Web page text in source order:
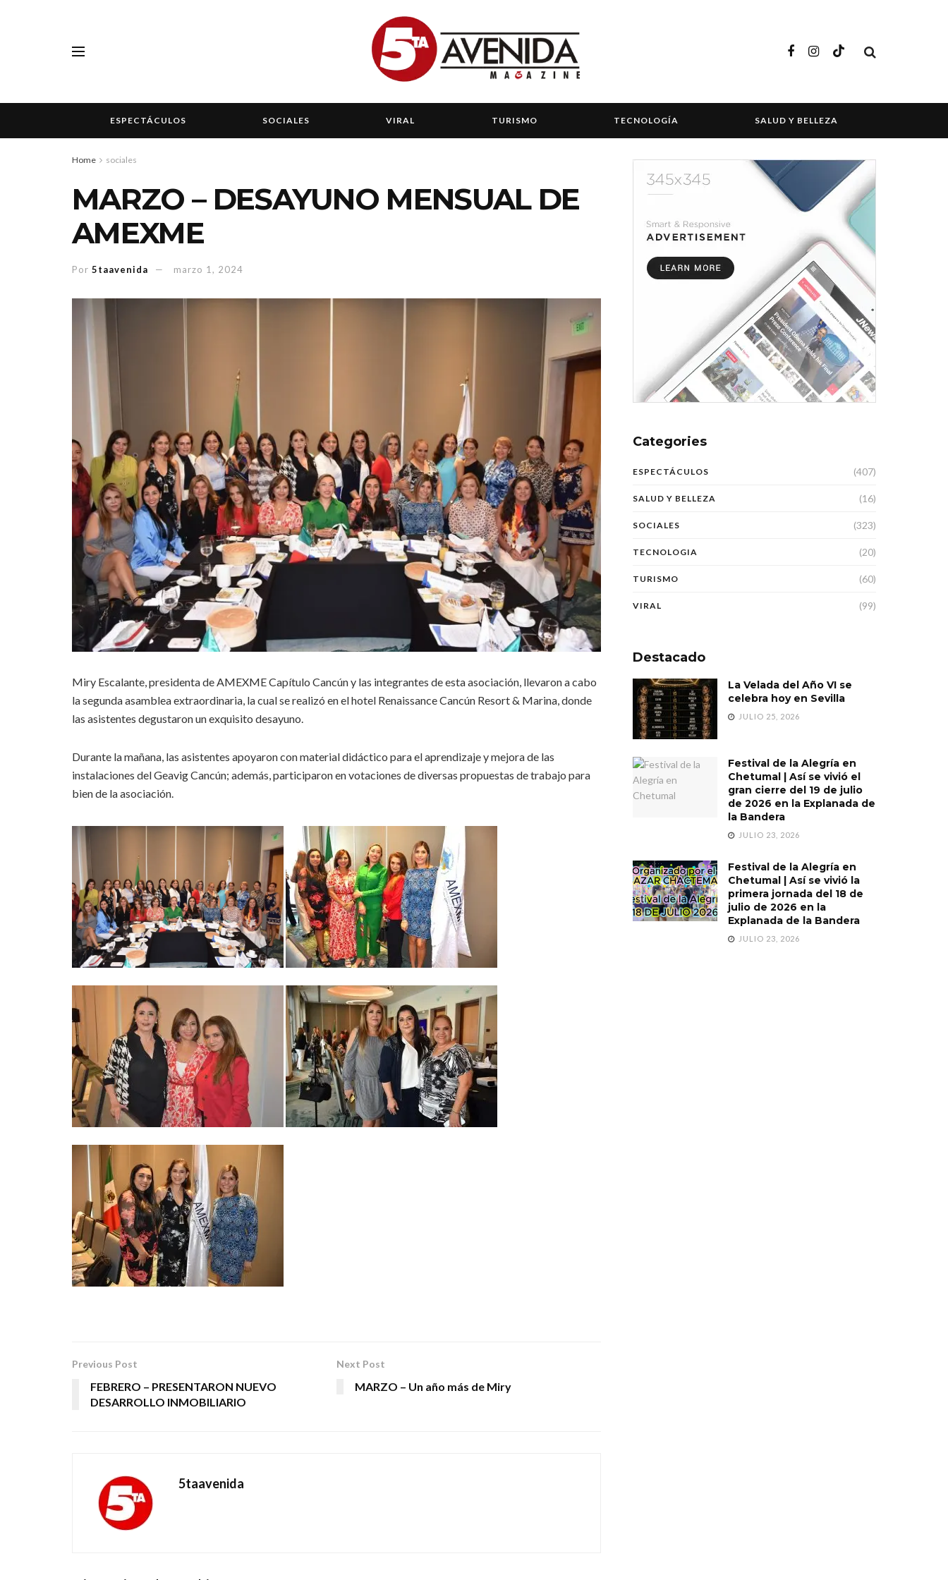
ESPECTÁCULOS SOCIALES VIRAL TURISMO TECNOLOGÍA SALUD Y BELLEZA
Home sociales
MARZO – DESAYUNO MENSUAL DE
AMEXME
Por 5taavenida marzo 1, 2024
Miry Escalante, presidenta de AMEXME Capítulo Cancún y las integrantes de esta asociación, llevaron a cabo
la segunda asamblea extraordinaria, la cual se realizó en el hotel Renaissance Cancún Resort & Marina, donde
las asistentes degustaron un exquisito desayuno.
Durante la mañana, las asistentes apoyaron con material didáctico para el aprendizaje y mejora de las
instalaciones del Geavig Cancún; además, participaron en votaciones de diversas propuestas de trabajo para
bien de la asociación.
Previous Post
FEBRERO – PRESENTARON NUEVO
DESARROLLO INMOBILIARIO
Next Post
MARZO – Un año más de Miry
5taavenida
Categories
ESPECTÁCULOS (407)
SALUD Y BELLEZA (16)
SOCIALES (323)
TECNOLOGIA (20)
TURISMO (60)
VIRAL (99)
Destacado
La Velada del Año VI se
celebra hoy en Sevilla
JULIO 25, 2026
Festival de la Alegría en
Chetumal | Así se vivió el
gran cierre del 19 de julio
de 2026 en la Explanada de
la Bandera
JULIO 23, 2026
Festival de la Alegría en
Chetumal | Así se vivió la
primera jornada del 18 de
julio de 2026 en la
Explanada de la Bandera
JULIO 23, 2026